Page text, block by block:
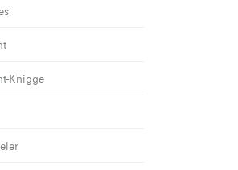
Knigge